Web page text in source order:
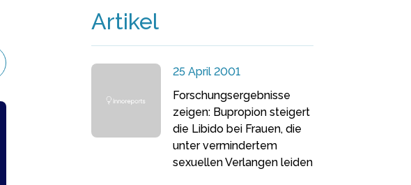
Artikel
25 April 2001
Forschungsergebnisse
zeigen: Bupropion steigert
die Libido bei Frauen, die
unter vermindertem
sexuellen Verlangen leiden